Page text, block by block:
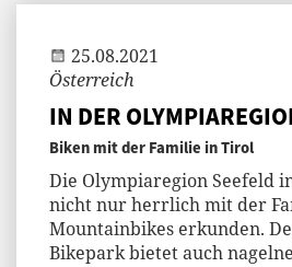
25.08.2021
Österreich
IN DER
Biken mit der Familie in Tirol
Die Olympiaregion Seefeld
nicht nur herrlich mit der
Mountainbikes erkunden.
Bikepark bietet auch